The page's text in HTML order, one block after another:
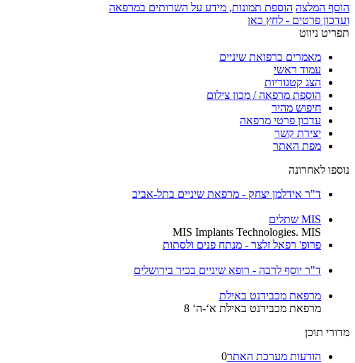
הוסף המלצה הוספת תמונות, מידע על השרותים במרפאה
ועדכון פרטים - לחץ כאן
תפריט ניווט
מאמרים ברפואת שיניים
עמוד ראשי
הצג קטגוריות
הוספת מרפאה / מכון צילום
חיפוש מהיר
עדכון פרטי מרפאה
יצירת קשר
מפת האתר
נוספו לאחרונה
ד"ר אידלמן יצחק - מרפאת שיניים בתל-אביב
MIS שתלים
MIS Implants Technologies. MIS
פרופ' רפאל זלצר - מנתח פנים ולסתות
ד"ר יוסף לרבה - רופא שיניים בכיר בירושלים
מרפאת מכבידנט באילת
מרפאת מכבידנט באילת א‘-ה‘ 8
מדורי תוכן
הודעות מערכת האתר0